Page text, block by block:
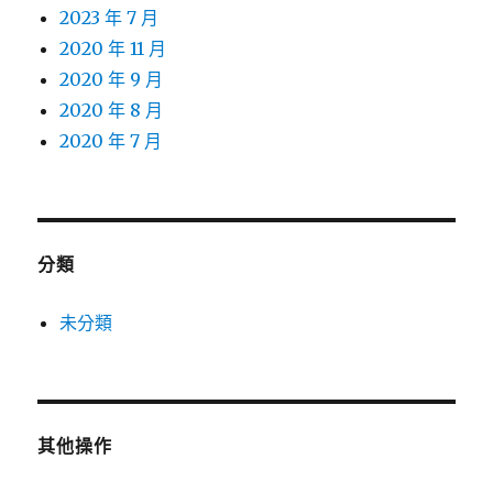
2023 年 7 月
2020 年 11 月
2020 年 9 月
2020 年 8 月
2020 年 7 月
分類
未分類
其他操作